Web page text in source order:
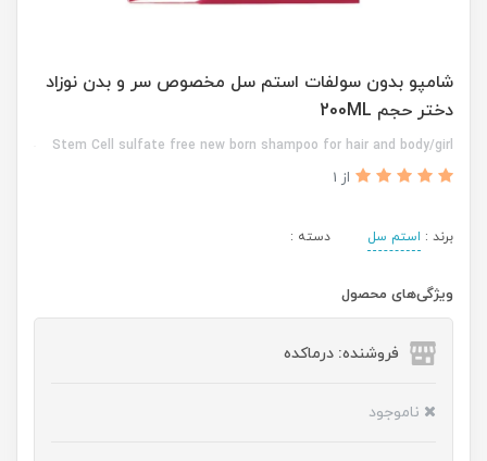
شامپو بدون سولفات استم سل مخصوص سر و بدن نوزاد
دختر حجم 200ML
Stem Cell sulfate free new born shampoo for hair and body/girl
از 1
برند : استم سل دسته :
ویژگی‌های محصول
فروشنده: درماکده
ناموجود